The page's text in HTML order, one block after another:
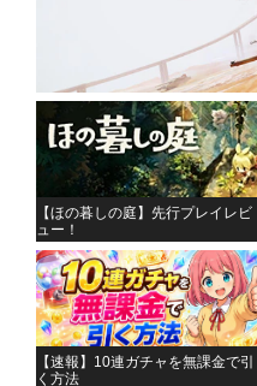
【ほの暮しの庭】先行プレイレビ
ュー！
【速報】10連ガチャを無課金で引
く方法